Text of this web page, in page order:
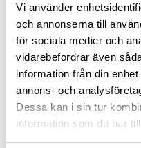
Vi använder
och annonserna till
för sociala medier och
vidarebefordrar även
information från din
annons- och
Dessa kan i sin tur
information som du har
samlat in när du har
Andra